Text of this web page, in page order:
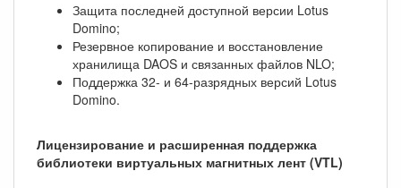
Защита последней доступной версии Lotus
Domino;
Резервное копирование и восстановление
хранилища DAOS и связанных файлов NLO;
Поддержка 32- и 64-разрядных версий Lotus
Domino.
Лицензирование и расширенная поддержка
библиотеки виртуальных магнитных лент (VTL)